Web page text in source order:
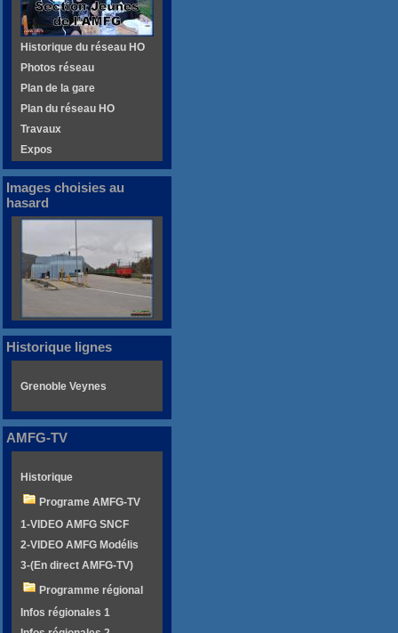
Historique du réseau HO
Photos réseau
Plan de la gare
Plan du réseau HO
Travaux
Expos
Images choisies au
hasard
Historique lignes
Grenoble Veynes
AMFG-TV
Historique
Programe AMFG-TV
1-VIDEO AMFG SNCF
2-VIDEO AMFG Modélis
3-(En direct AMFG-TV)
Programme régional
Infos régionales 1